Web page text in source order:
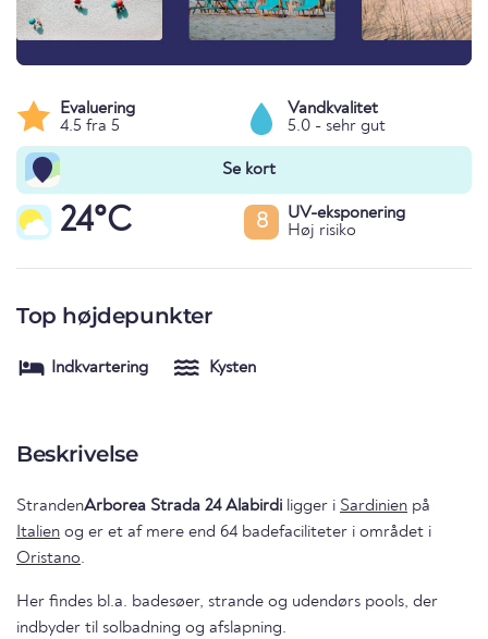
Evaluering
4.5 fra 5
Vandkvalitet
5.0 - sehr gut
Se kort
24°C 8
UV-eksponering
Høj risiko
Top højdepunkter
Indkvartering Kysten
Beskrivelse
StrandenArborea Strada 24 Alabirdi ligger i Sardinien på
Italien og er et af mere end 64 badefaciliteter i området i
Oristano.
Her findes bl.a. badesøer, strande og udendørs pools, der
indbyder til solbadning og afslapning.